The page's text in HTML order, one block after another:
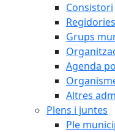
Consistori
Regidories
Grups
Agenda
Altres
Plens i juntes
Ple